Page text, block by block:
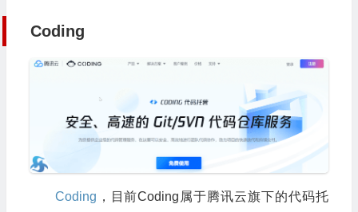
Coding
Coding ，目前Coding属于腾讯云旗下的代码托